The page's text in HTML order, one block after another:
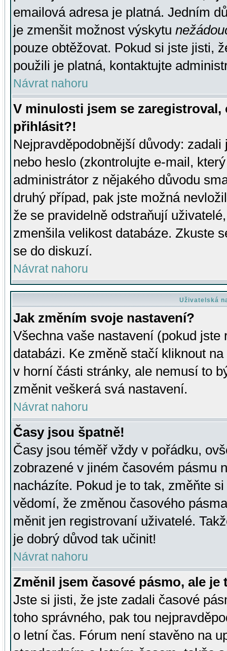
emailová adresa je platná. Jedním
je zmenšit možnost výskytu
pouze obtěžovat. Pokud si jste jisti,
použili je platná, kontaktujte
Návrat nahoru
V minulosti jsem se
přihlásit?!
Nejpravděpodobnější důvody:
nebo heslo (zkontrolujte e-mail,
administrátor z nějakého důvodu
druhý případ, pak jste možná
že se pravidelně odstraňují
zmenšila velikost databáze. Zkuste
se do diskuzí.
Návrat nahoru
Uživatelská
Jak změním svoje nastavení?
Všechna vaše nastavení (pokud
databázi. Ke změně stačí kliknout
v horní části stránky, ale nemusí to
změnit veškerá svá nastavení.
Návrat nahoru
Časy jsou špatně!
Časy jsou téměř vždy v pořádku,
zobrazené v jiném časovém pásmu
nacházíte. Pokud je to tak, změňte
vědomí, že změnou časového
měnit jen registrovaní uživatelé.
je dobrý důvod tak učinit!
Návrat nahoru
Změnil jsem časové pásmo, ale je
Jste si jisti, že jste zadali časové
toho správného, pak tou
o letní čas. Fórum není stavěno na